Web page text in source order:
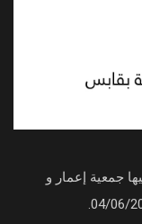
جمعية إعمار و